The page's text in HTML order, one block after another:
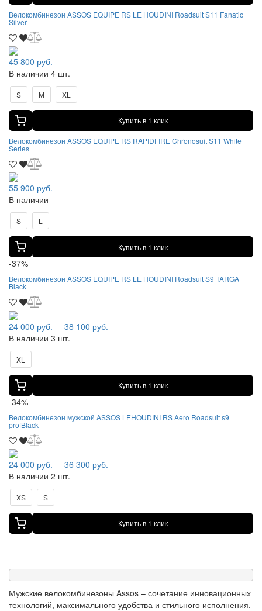
Велокомбинезон ASSOS EQUIPE RS LE HOUDINI Roadsuit S11 Fanatic
Silver
45 800 руб.
В наличии 4 шт.
S M XL
Купить в 1 клик
Велокомбинезон ASSOS EQUIPE RS RAPIDFIRE Chronosuit S11 White
Series
55 900 руб.
В наличии
S L
Купить в 1 клик
-37%
Велокомбинезон ASSOS EQUIPE RS LE HOUDINI Roadsuit S9 TARGA
Black
24 000 руб.
38 100 руб.
В наличии 3 шт.
XL
Купить в 1 клик
-34%
Велокомбинезон мужской ASSOS LEHOUDINI RS Aero Roadsuit s9
profBlack
24 000 руб.
36 300 руб.
В наличии 2 шт.
XS S
Купить в 1 клик
Мужские велокомбинезоны Assos – сочетание инновационных
технологий, максимального удобства и стильного исполнения.